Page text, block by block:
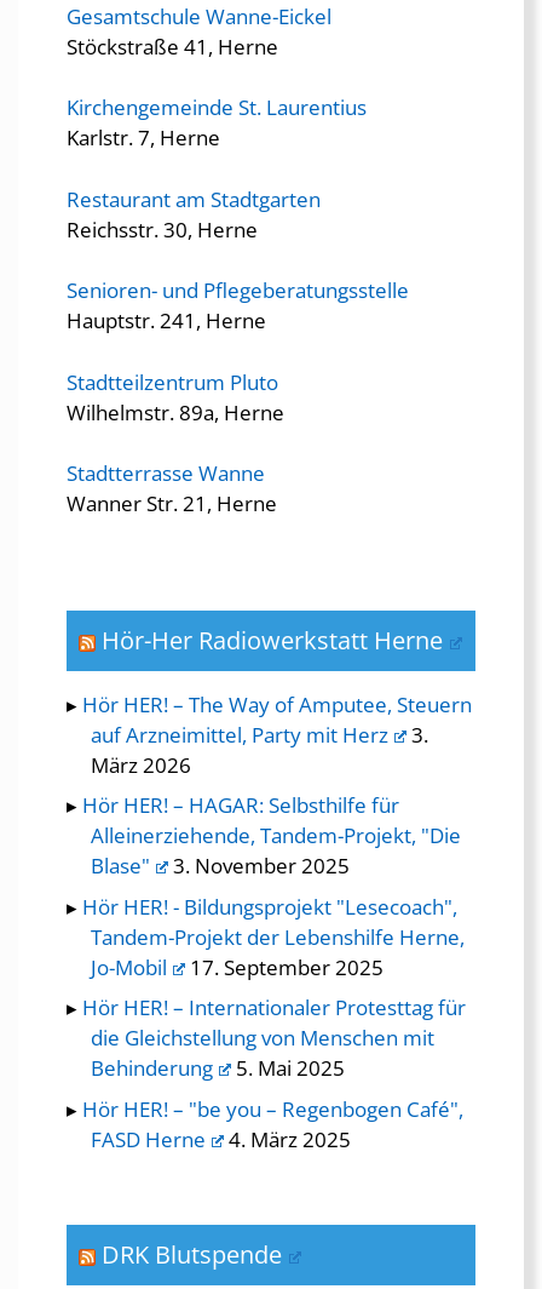
Gesamtschule Wanne-Eickel
Stöckstraße 41, Herne
Kirchengemeinde St. Laurentius
Karlstr. 7, Herne
Restaurant am Stadtgarten
Reichsstr. 30, Herne
Senioren- und Pflegeberatungsstelle
Hauptstr. 241, Herne
Stadtteilzentrum Pluto
Wilhelmstr. 89a, Herne
Stadtterrasse Wanne
Wanner Str. 21, Herne
Hör-Her Radiowerkstatt Herne
Hör HER! – The Way of Amputee, Steuern
auf Arzneimittel, Party mit Herz
3.
März 2026
Hör HER! – HAGAR: Selbsthilfe für
Alleinerziehende, Tandem-Projekt, "Die
Blase"
3. November 2025
Hör HER! - Bildungsprojekt "Lesecoach",
Tandem-Projekt der Lebenshilfe Herne,
Jo-Mobil
17. September 2025
Hör HER! – Internationaler Protesttag für
die Gleichstellung von Menschen mit
Behinderung
5. Mai 2025
Hör HER! – "be you – Regenbogen Café",
FASD Herne
4. März 2025
DRK Blutspende